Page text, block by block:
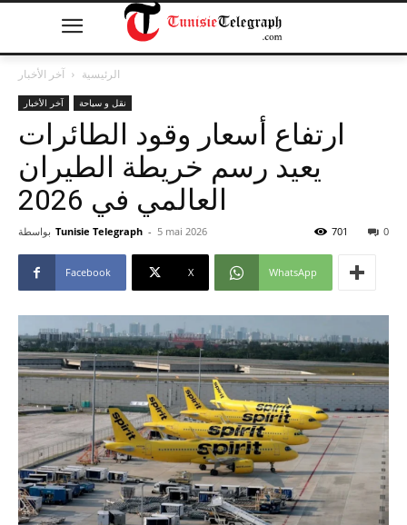
الرئيسية آخر الأخبار
آخر الأخبار نقل و سياحة
ارتفاع أسعار وقود الطائرات
يعيد رسم خريطة الطيران
العالمي في 2026
بواسطة Tunisie Telegraph - 5 mai 2026 0
701
Facebook X WhatsApp